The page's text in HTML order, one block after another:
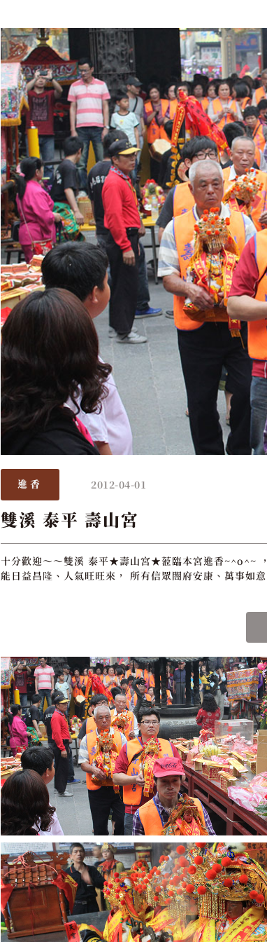
進香 2012-04-01
雙溪 泰平 壽山宮
十分歡迎～～雙溪 泰平★壽山宮★蒞臨本宮進香~^o^~
能日益昌隆、人氣旺旺來， 所有信眾閤府安康、萬事如